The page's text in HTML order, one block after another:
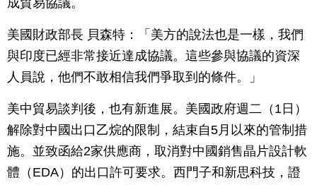
美國財政部長 貝森特：「美方的說法也是一樣，我們
與印度已經非常接近達成協議。這些參與協議的資深
人員說，他們不敢相信我們爭取到的條件。」
美中貿易談判後，也有新進展。美國政府週二（1日）
解除對中國出口乙烷的限制，結束自5月以來的管制措
施。並致函給2家供應商，取消對中國銷售晶片設計軟
體（EDA）的出口許可要求。西門子和新思科技，證